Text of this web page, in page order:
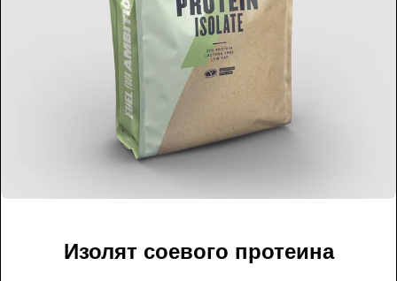
Изолят соевого протеина